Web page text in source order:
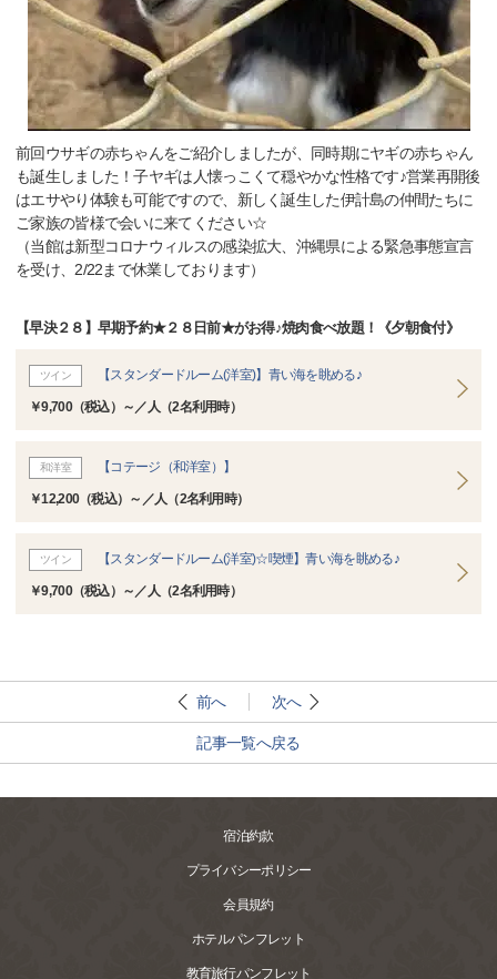
前回ウサギの赤ちゃんをご紹介しましたが、同時期にヤギの赤ちゃん
も誕生しました！子ヤギは人懐っこくて穏やかな性格です♪営業再開後
はエサやり体験も可能ですので、新しく誕生した伊計島の仲間たちに
ご家族の皆様で会いに来てください☆
（当館は新型コロナウィルスの感染拡大、沖縄県による緊急事態宣言
を受け、2/22まで休業しております）
【早決２８】早期予約★２８日前★がお得♪焼肉食べ放題！《夕朝食付》
ツイン 【スタンダードルーム(洋室)】青い海を眺める♪
￥9,700（税込）～／人（2名利用時）
和洋室 【コテージ（和洋室）】
￥12,200（税込）～／人（2名利用時）
ツイン 【スタンダードルーム(洋室)☆喫煙】青い海を眺める♪
￥9,700（税込）～／人（2名利用時）
前へ 次へ
記事一覧へ戻る
宿泊約款
プライバシーポリシー
会員規約
ホテルパンフレット
教育旅行パンフレット